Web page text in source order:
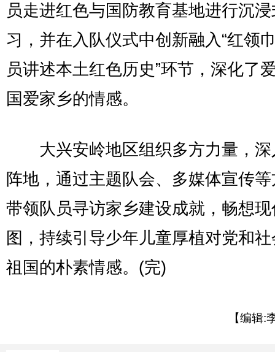
员走进红色与国防教育基地进行沉
习，并在入队仪式中创新融入“红领
员讲述本土红色历史”环节，深化了
国爱家乡的情感。
大兴安岭地区组织多方力量，深
阵地，通过主题队会、多媒体宣传
带领队员寻访家乡建设成就，畅想
图，持续引导少年儿童厚植对党和
祖国的朴素情感。(完)
【编辑: